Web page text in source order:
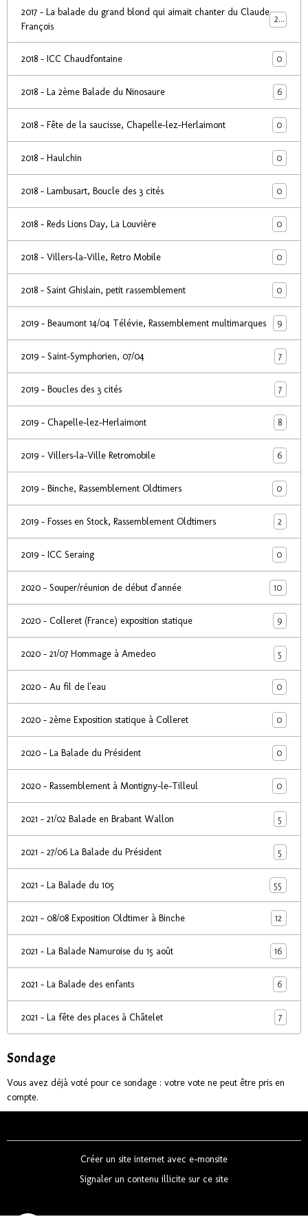
2017 - La balade du grand blond qui aimait chanter du Claude
François
24
2018 - ICC Chaudfontaine 0
2018 - La 2ème Balade du Ninosaure 6
2018 - Fête de la saucisse, Chapelle-lez-Herlaimont 0
2018 - Haulchin 0
2018 - Lambusart, Boucle des 3 cités 0
2018 - Reds Lions Day, La Louvière 0
2018 - Villers-la-Ville, Retro Mobile 0
2018 - Saint Ghislain, petit rassemblement 0
2019 - Beaumont 14/04 Télévie, Rassemblement multimarques 9
2019 - Saint-Symphorien, 07/04 7
2019 - Boucles des 3 cités 7
2019 - Chapelle-lez-Herlaimont 8
2019 - Villers-la-Ville Retromobile 6
2019 - Binche, Rassemblement Oldtimers 0
2019 - Fosses en Stock, Rassemblement Oldtimers 2
2019 - ICC Seraing 0
2020 - Souper/réunion de début d'année 10
2020 - Colleret (France) exposition statique 9
2020 - 21/07 Hommage à Amedeo 5
2020 - Au fil de l'eau 0
2020 - 2ème Exposition statique à Colleret 0
2020 - La Balade du Président 0
2020 - Rassemblement à Montigny-le-Tilleul 0
2021 - 21/02 Balade en Brabant Wallon 5
2021 - 27/06 La Balade du Président 5
2021 - La Balade du 105 55
2021 - 08/08 Exposition Oldtimer à Binche 12
2021 - La Balade Namuroise du 15 août 16
2021 - La Balade des enfants 6
2021 - La fête des places à Châtelet 7
Sondage
Vous avez déjà voté pour ce sondage : votre vote ne peut être pris en
compte.
Créer un site internet avec e-monsite
Signaler un contenu illicite sur ce site